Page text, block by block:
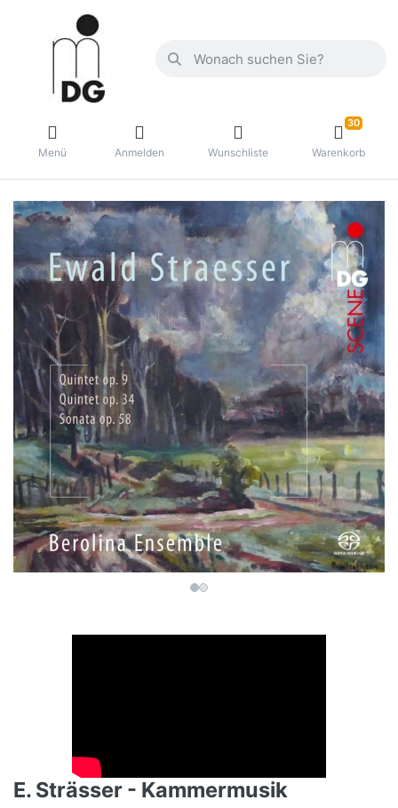
Menü Anmelden Wunschliste
30
Warenkorb
E. Strässer - Kammermusik